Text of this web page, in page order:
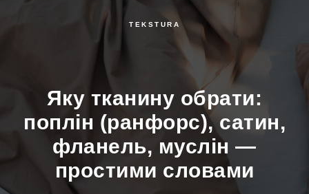
TEKSTURA
Яку тканину обрати:
поплін (ранфорс), сатин,
фланель, муслін —
простими словами